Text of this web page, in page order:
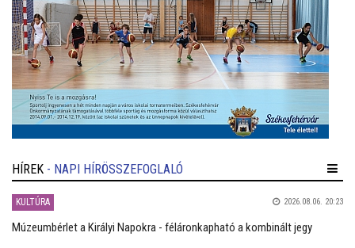
HÍREK - NAPI HÍRÖSSZEFOGLALÓ
KULTÚRA 2026.08.06. 20:23
Múzeumbérlet a Királyi Napokra - féláronkapható a kombinált jegy